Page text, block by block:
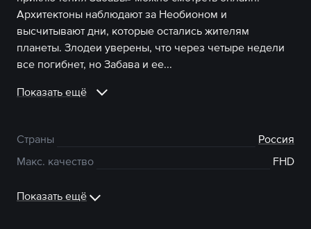
Архитектоны наблюдают за Необионом и
высчитывают дни, которые остались жителям
планеты. Злодеи уверены, что через четыре недели
все погибнет, но Забава и ее...
Показать ещё
Страны
Россия
Макс. качество
FHD
Показать ещё